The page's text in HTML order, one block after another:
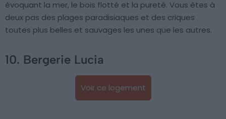
évoquant la mer, le bois flotté et la pureté. Vous êtes à
deux pas des plages paradisiaques et des criques
toutes plus belles et sauvages les unes que les autres.
10. Bergerie Lucia
Voir ce logement